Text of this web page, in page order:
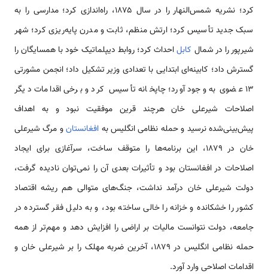
کرد؛ نشریه شمس‌النهار را در سال ۱۸۷۵، راه‌اندازی کرد؛ مدارسی را به
سبک جدید تأسیس کرد؛ ارتش منظم، ثابت و مدرن پایه‌ریزی کرد؛ شهر
شیرپور را در شمال کابلاحداث کرد؛ روابط دیپلماتیک خود با همسایگان را
گسترش داد؛ کابینه‌ای ابتدایی با تعدادی وزیر تشکیل داد؛ انجمن مشورتی
۱۳ عضوی به وجود آورد؛ چاپخانه تأسیس کرد و برخی اقدامات دیگر
اصلاحات شیرعلی خان هرچند قرین موفقیت نبود و به اهداف
پیش‌بینی‌شده نرسید و حمله نظامی انگلیس به افغانستانو مرگ شیرعلی
خان در ۱۸۷۹، این برنامه‌ها را متوقف ساخت، سرآغازی برای ایجاد
اصلاحات در افغانستان بود و تأثیرات بعدی آن را نمی‌توان نادیده گرفت،
دولت شیرعلی خان درآمد نداشت، جنگ‌های متوالی هم ریشه اقتصاد
کشور را خشکانده و خزانه را خالی ساخته بود، و به دلیل فقر گسترده در
جامعه، دولت نتوانست مالیات بر اراضی را افزایش دهد و مهم‌تر از همه
حمله نظامی انگلیس در ۱۸۷۹، آخرین ضربه مهلک را بر شیرعلی خان و
اقدامات اصلاحی وارد آورد.